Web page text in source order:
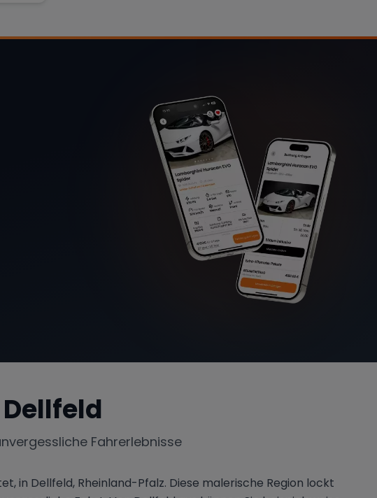
Dellfeld
Fahrerlebnisse
in Dellfeld, Rheinland-Pfalz. Diese malerische Region lockt